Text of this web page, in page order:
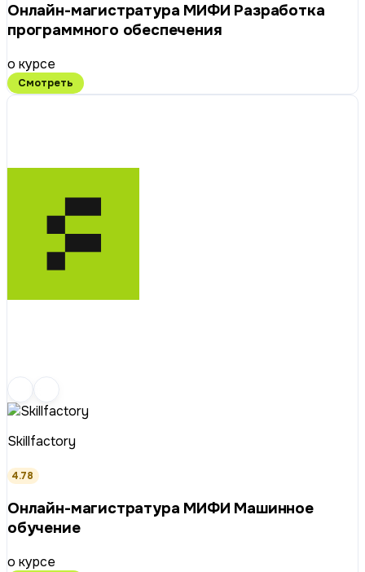
Онлайн-магистратура МИФИ Разработка
программного обеспечения
о курсе
Смотреть
Skillfactory
4.78
Онлайн-магистратура МИФИ Машинное
обучение
о курсе